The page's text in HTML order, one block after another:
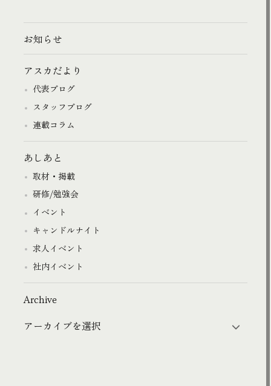
お知らせ
アスカだより
代表ブログ
スタッフブログ
連載コラム
あしあと
取材・掲載
研修/勉強会
イベント
キャンドルナイト
求人イベント
社内イベント
Archive